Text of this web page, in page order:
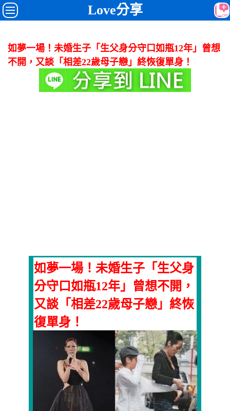
Love分享
如夢一場！未婚生子「生父身分守口如瓶12年」曾想
不開，又談「相差22歲母子戀」終恢復單身！
如夢一場！未婚生子「生父身
分守口如瓶12年」曾想不開，
又談「相差22歲母子戀」終恢
復單身！